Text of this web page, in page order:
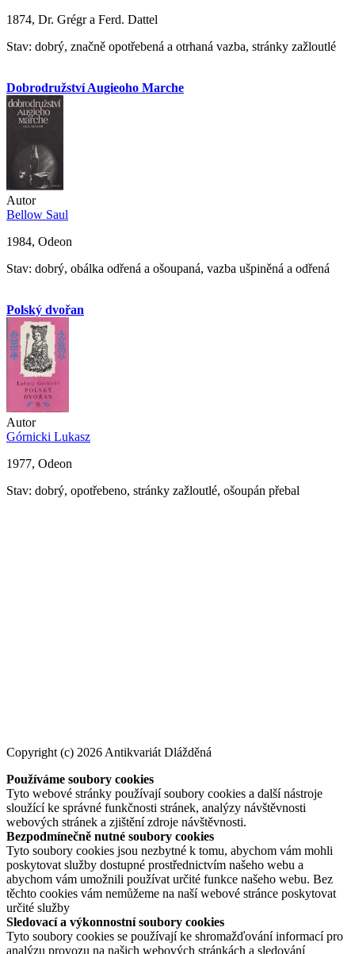
1874, Dr. Grégr a Ferd. Dattel
Stav: dobrý, značně opotřebená a otrhaná vazba, stránky zažloutlé
Dobrodružství Augieoho Marche
Autor
Bellow Saul
1984, Odeon
Stav: dobrý, obálka odřená a ošoupaná, vazba ušpiněná a odřená
Polský dvořan
Autor
Górnicki Lukasz
1977, Odeon
Stav: dobrý, opotřebeno, stránky zažloutlé, ošoupán přebal
Copyright (c) 2026 Antikvariát Dlážděná
Používáme soubory cookies
Tyto webové stránky používají soubory cookies a další nástroje
sloužící ke správné funkčnosti stránek, analýzy návštěvnosti
webových stránek a zjištění zdroje návštěvnosti.
Bezpodmínečně nutné soubory cookies
Tyto soubory cookies jsou nezbytné k tomu, abychom vám mohli
poskytovat služby dostupné prostřednictvím našeho webu a
abychom vám umožnili používat určité funkce našeho webu. Bez
těchto cookies vám nemůžeme na naší webové stránce poskytovat
určité služby
Sledovací a výkonnostní soubory cookies
Tyto soubory cookies se používají ke shromažďování informací pro
analýzu provozu na našich webových stránkách a sledování